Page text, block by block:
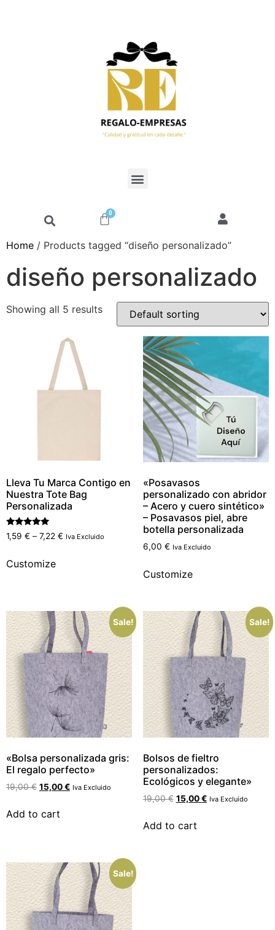
0
Home / Products tagged “diseño personalizado”
diseño personalizado
Showing all 5 results
Lleva Tu Marca Contigo en
Nuestra Tote Bag
Personalizada
Rated
5.00
1,59 € – 7,22 € Iva Excluido
Customize
«Posavasos
personalizado con abridor
– Acero y cuero sintético»
– Posavasos piel, abre
botella personalizada
6,00 € Iva Excluido
Customize
Sale!
«Bolsa personalizada gris:
El regalo perfecto»
19,00€ 15,00€ Iva Excluido
Add to cart
Sale!
Bolsos de fieltro
personalizados:
Ecológicos y elegante»
19,00€ 15,00€ Iva Excluido
Add to cart
Sale!